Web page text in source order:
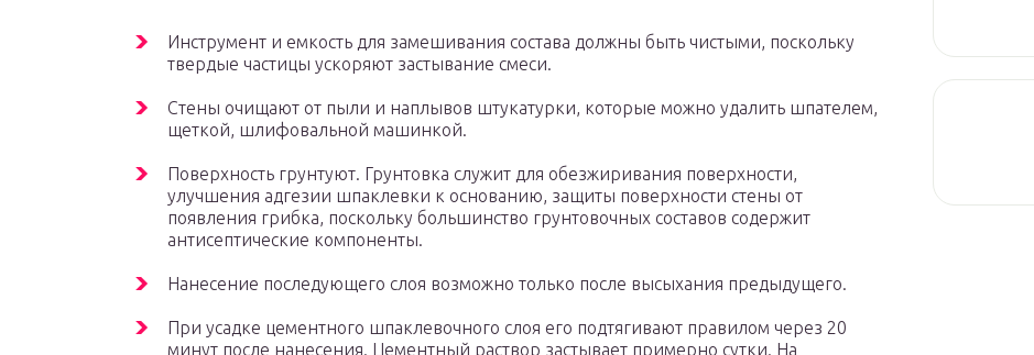
Инструмент и емкость для замешивания состава должны быть чистыми, поскольку
твердые частицы ускоряют застывание смеси.
Стены очищают от пыли и наплывов штукатурки, которые можно удалить шпателем,
щеткой, шлифовальной машинкой.
Поверхность грунтуют. Грунтовка служит для обезжиривания поверхности,
улучшения адгезии шпаклевки к основанию, защиты поверхности стены от
появления грибка, поскольку большинство грунтовочных составов содержит
антисептические компоненты.
Нанесение последующего слоя возможно только после высыхания предыдущего.
При усадке цементного шпаклевочного слоя его подтягивают правилом через 20
минут после нанесения. Цементный раствор застывает примерно сутки. На